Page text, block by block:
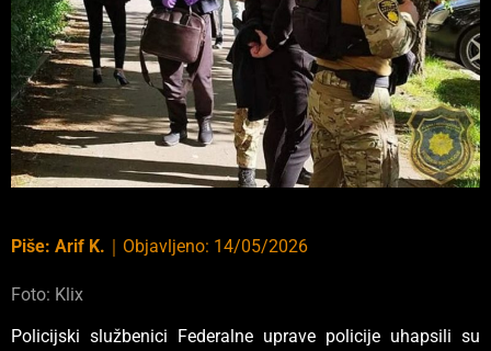
Piše: Arif K. ｜ Objavljeno: 14/05/2026
Foto: Klix
Policijski službenici Federalne uprave policije uhapsili su